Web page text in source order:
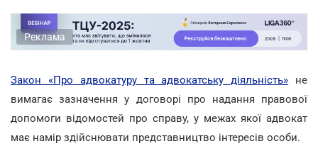
Реклама
Закон «Про адвокатуру та адвокатську діяльність» не
вимагає зазначення у договорі про надання правової
допомоги відомостей про справу, у межах якої адвокат
має намір здійснювати представництво інтересів особи.